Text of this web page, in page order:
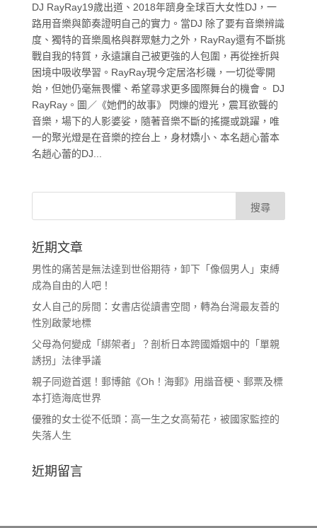
DJ RayRay19歲出道、2018年躋身全球百大女性DJ，一
路用音樂與節奏證明自己的實力。當DJ 除了要有音樂辨識
度、獨特的音樂風格與群眾魅力之外，RayRay還有不斷挑
戰自我的特質，永遠讓自己被更強的人包圍，再從挫折與
困境中吸收學習。RayRay現今定居洛杉磯，一切從零開
始，但她仍毫無畏懼、希望尋求更多國際舞台的機會。 DJ
RayRay。圖／《她們的故事》 閃爍的燈光，震耳欲聾的
音樂，場下的人影婆娑，隨著音樂不斷的搖擺或跳躍，唯
一的聚光燈是在音樂的控台上，身材嬌小、本名趙心蕾本
名趙心蕾的DJ...
近期文章
男性的痛苦是無法達到世俗期待，卸下「像個男人」束縛
成為自由的人吧！
女人自己的房間：女書店從讀書空間，轉為台灣最友善的
性別啟蒙地標
父母為何變成「綁架者」？剖析日本跨國婚姻中的「單親
誘拐」法律爭議
親子同遊首選！郵博館《Oh！海郵》用諧音梗、郵票及標
本打造海底世界
優雅的女士從不低頭：高一生之女高菊花，被國家監控的
失落人生
近期留言